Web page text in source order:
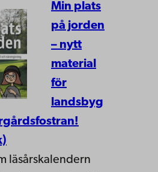
Min plats
på jorden
– nytt
material
för
landsbyg
läsårskalendern